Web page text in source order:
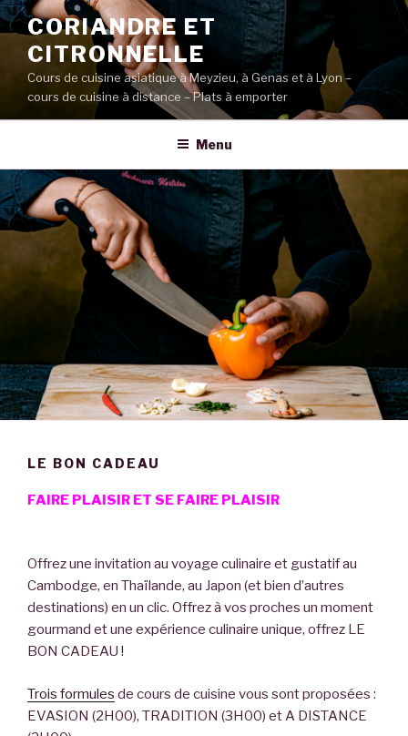
Aller
au
contenu
principal
CORIANDRE ET
CITRONNELLE
Cours de cuisine asiatique à Meyzieu, à Genas et à Lyon –
cours de cuisine à distance – Plats à emporter
Menu
LE BON CADEAU
FAIRE PLAISIR ET SE FAIRE PLAISIR
Offrez une invitation au voyage culinaire et gustatif au
Cambodge, en Thaïlande, au Japon (et bien d’autres
destinations) en un clic. Offrez à vos proches un moment
gourmand et une expérience culinaire unique, offrez LE
BON CADEAU !
Trois formules de cours de cuisine vous sont proposées :
EVASION (2H00), TRADITION (3H00) et A DISTANCE